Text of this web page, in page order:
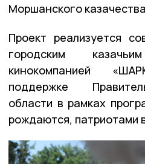
Моршанского
Проект реализуется
городским
кинокомпанией
поддержке
области в рамках
рождаются, патриотами